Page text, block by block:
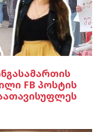
FB პოსტის